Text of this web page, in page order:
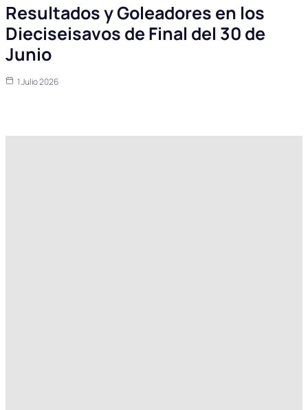
Resultados y Goleadores en los
Dieciseisavos de Final del 30 de
Junio
1 Julio 2026